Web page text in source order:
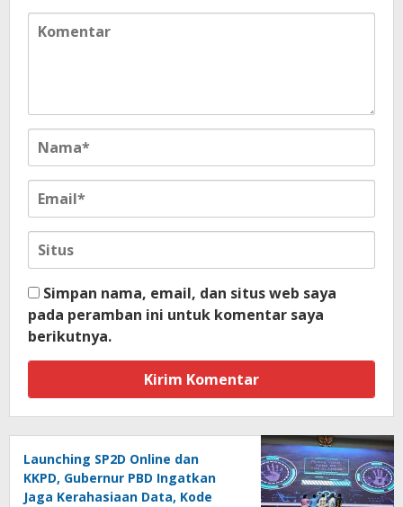
Simpan nama, email, dan situs web saya
pada peramban ini untuk komentar saya
berikutnya.
Launching SP2D Online dan
KKPD, Gubernur PBD Ingatkan
Jaga Kerahasiaan Data, Kode